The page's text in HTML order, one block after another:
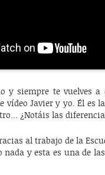
y siempre te vuelves
vídeo Javier y yo. Él es
¿Notáis las
al trabajo de la
y esta es una de